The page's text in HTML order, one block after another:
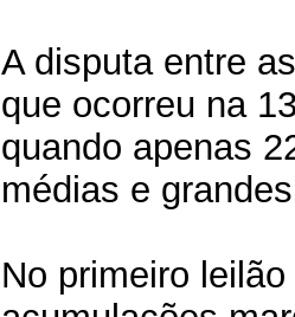
A disputa entre
que ocorreu na
quando apenas
médias e
No primeiro